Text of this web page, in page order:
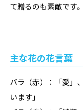
て贈るのも素敵です。
主な花の花言葉
バラ（赤）：「愛」
います」